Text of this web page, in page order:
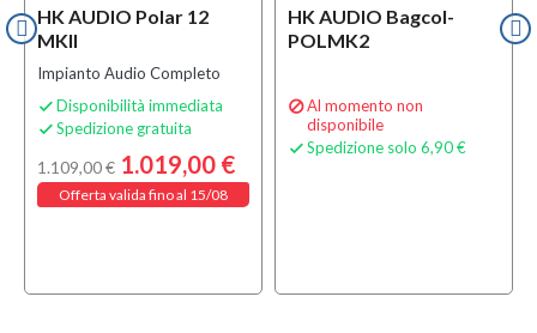
HK AUDIO Polar 12
MKII
Impianto Audio Completo
 Disponibilità immediata
 Spedizione gratuita
1.109,00 € 1.019,00 €
Offerta valida fino al 15/08
HK AUDIO Bagcol-
POLMK2
Al momento non
disponibile
 Spedizione solo 6,90 €